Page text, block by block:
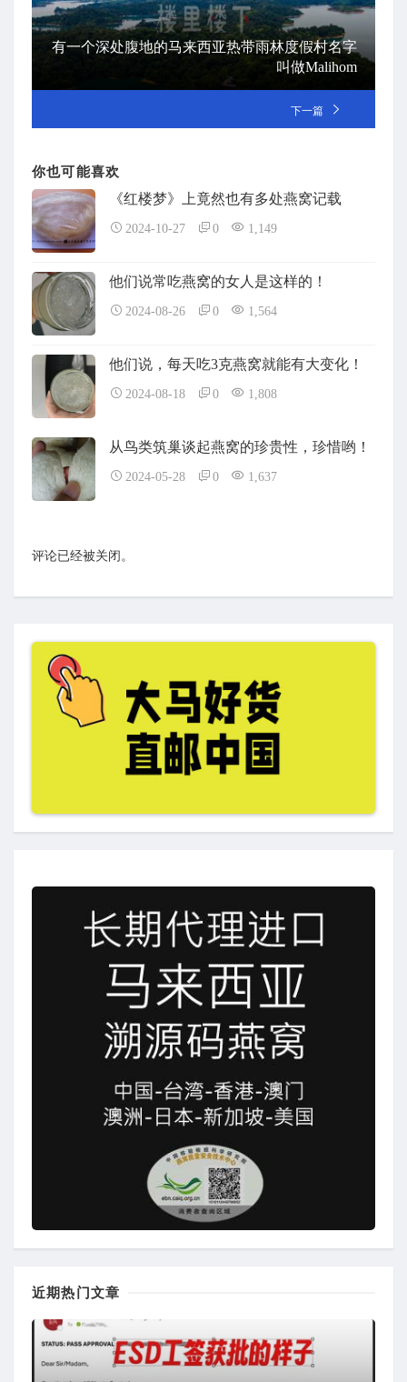
有一个深处腹地的马来西亚热带雨林度假村名字
叫做Malihom
下一篇
你也可能喜欢
《红楼梦》上竟然也有多处燕窝记载
2024-10-27 0 1,149
他们说常吃燕窝的女人是这样的！
2024-08-26 0 1,564
他们说，每天吃3克燕窝就能有大变化！
2024-08-18 0 1,808
从鸟类筑巢谈起燕窝的珍贵性，珍惜哟！
2024-05-28 0 1,637
评论已经被关闭。
近期热门文章